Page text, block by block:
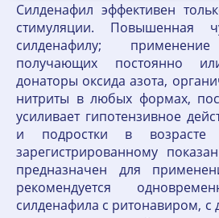
Силденафил эффективен
стимуляции. Повышенная
силденафилу;
получающих постоянно
донаторы оксида азота,
нитриты в любых формах,
усиливает гипотензивное
и подростки в
зарегистрированному
предназначен для
рекомендуется
силденафила с ритонавиром, с